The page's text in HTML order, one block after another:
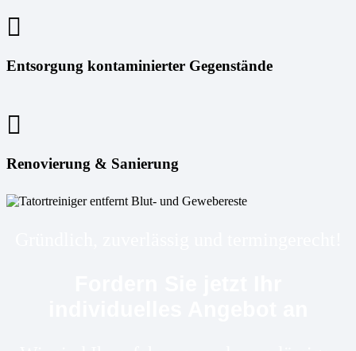
Entsorgung kontaminierter Gegenstände
Renovierung & Sanierung